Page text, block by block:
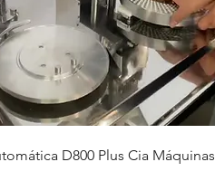
D800 Plus Cia Máquinas